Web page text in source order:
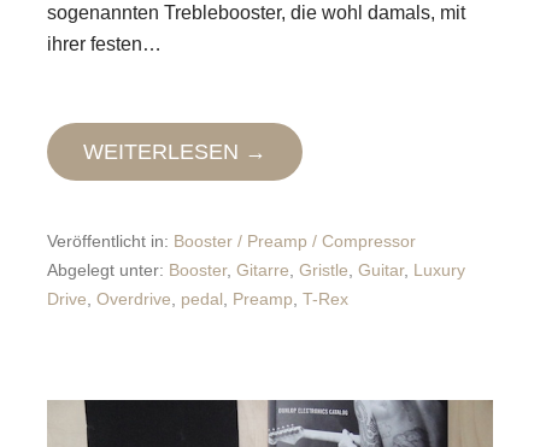
sogenannten Treblebooster, die wohl damals, mit
ihrer festen…
WEITERLESEN →
Veröffentlicht in: Booster / Preamp / Compressor
Abgelegt unter: Booster, Gitarre, Gristle, Guitar, Luxury
Drive, Overdrive, pedal, Preamp, T-Rex